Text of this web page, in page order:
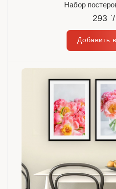
Набор
293`